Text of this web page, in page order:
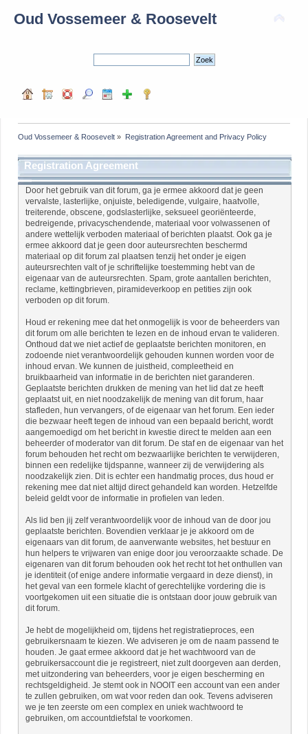
Oud Vossemeer & Roosevelt
Oud Vossemeer & Roosevelt » Registration Agreement and Privacy Policy
Registration Agreement
Door het gebruik van dit forum, ga je ermee akkoord dat je geen
vervalste, lasterlijke, onjuiste, beledigende, vulgaire, haatvolle,
treiterende, obscene, godslasterlijke, seksueel georiënteerde,
bedreigende, privacyschendende, materiaal voor volwassenen of
andere wettelijk verboden materiaal of berichten plaatst. Ook ga je
ermee akkoord dat je geen door auteursrechten beschermd
materiaal op dit forum zal plaatsen tenzij het onder je eigen
auteursrechten valt of je schriftelijke toestemming hebt van de
eigenaar van de auteursrechten. Spam, grote aantallen berichten,
reclame, kettingbrieven, piramideverkoop en petities zijn ook
verboden op dit forum.
Houd er rekening mee dat het onmogelijk is voor de beheerders van
dit forum om alle berichten te lezen en de inhoud ervan te valideren.
Onthoud dat we niet actief de geplaatste berichten monitoren, en
zodoende niet verantwoordelijk gehouden kunnen worden voor de
inhoud ervan. We kunnen de juistheid, compleetheid en
bruikbaarheid van informatie in de berichten niet garanderen.
Geplaatste berichten drukken de mening van het lid dat ze heeft
geplaatst uit, en niet noodzakelijk de mening van dit forum, haar
stafleden, hun vervangers, of de eigenaar van het forum. Een ieder
die bezwaar heeft tegen de inhoud van een bepaald bericht, wordt
aangemoedigd om het bericht in kwestie direct te melden aan een
beheerder of moderator van dit forum. De staf en de eigenaar van het
forum behouden het recht om bezwaarlijke berichten te verwijderen,
binnen een redelijke tijdspanne, wanneer zij de verwijdering als
noodzakelijk zien. Dit is echter een handmatig proces, dus houd er
rekening mee dat niet altijd direct gehandeld kan worden. Hetzelfde
beleid geldt voor de informatie in profielen van leden.
Als lid ben jij zelf verantwoordelijk voor de inhoud van de door jou
geplaatste berichten. Bovendien verklaar je je akkoord om de
eigenaars van dit forum, de aanverwante websites, het bestuur en
hun helpers te vrijwaren van enige door jou veroorzaakte schade. De
eigenaren van dit forum behouden ook het recht tot het onthullen van
je identiteit (of enige andere informatie vergaard in deze dienst), in
het geval van een formele klacht of gerechtelijke vordering die is
voortgekomen uit een situatie die is ontstaan door jouw gebruik van
dit forum.
Je hebt de mogelijkheid om, tijdens het registratieproces, een
gebruikersnaam te kiezen. We adviseren je om de naam passend te
houden. Je gaat ermee akkoord dat je het wachtwoord van de
gebruikersaccount die je registreert, niet zult doorgeven aan derden,
met uitzondering van beheerders, voor je eigen bescherming en
rechtsgeldigheid. Je stemt ook in NOOIT een account van een ander
te zullen gebruiken, om wat voor reden dan ook. Tevens adviseren
we je ten zeerste om een complex en uniek wachtwoord te
gebruiken, om accountdiefstal te voorkomen.